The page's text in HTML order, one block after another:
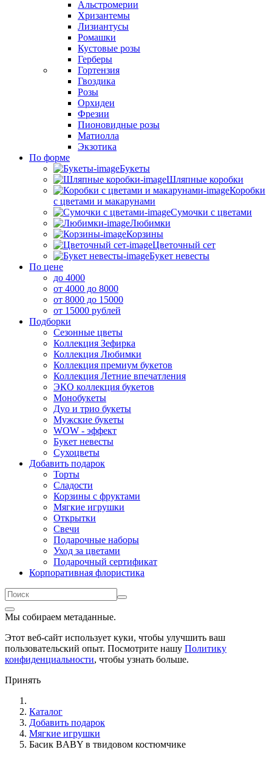
Альстромерии
Хризантемы
Лизиантусы
Ромашки
Кустовые розы
Герберы
Гортензия
Гвоздика
Розы
Орхидеи
Фрезии
Пионовидные розы
Матиолла
Экзотика
По форме
Букеты
Шляпные коробки
Коробки
с цветами и макарунами
Сумочки с цветами
Любимки
Корзины
Цветочный сет
Букет невесты
По цене
до 4000
от 4000 до 8000
от 8000 до 15000
от 15000 рублей
Подборки
Сезонные цветы
Коллекция Зефирка
Коллекция Любимки
Коллекция премиум букетов
Коллекция Летние впечатления
ЭКО коллекция букетов
Монобукеты
Дуо и трио букеты
Мужские букеты
WOW - эффект
Букет невесты
Сухоцветы
Добавить подарок
Торты
Сладости
Корзины с фруктами
Мягкие игрушки
Открытки
Свечи
Подарочные наборы
Уход за цветами
Подарочный сертификат
Корпоративная флористика
Мы собираем метаданные.
Этот веб-сайт использует куки, чтобы улучшить ваш
пользовательский опыт. Посмотрите нашу Политику
конфиденциальности, чтобы узнать больше.
Принять
Каталог
Добавить подарок
Мягкие игрушки
Басик BABY в твидовом костюмчике